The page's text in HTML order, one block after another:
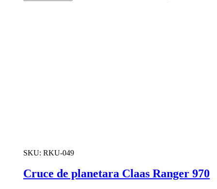
SKU: RKU-049
Cruce de planetara Claas Ranger 970